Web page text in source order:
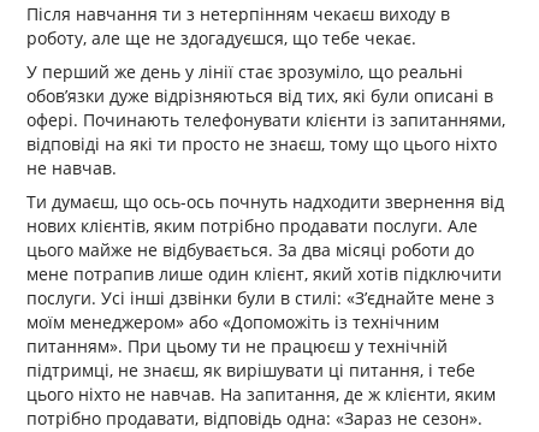
Після навчання ти з нетерпінням чекаєш виходу в
роботу, але ще не здогадуєшся, що тебе чекає.
У перший же день у лінії стає зрозуміло, що реальні
обов’язки дуже відрізняються від тих, які були описані в
офері. Починають телефонувати клієнти із запитаннями,
відповіді на які ти просто не знаєш, тому що цього ніхто
не навчав.
Ти думаєш, що ось-ось почнуть надходити звернення від
нових клієнтів, яким потрібно продавати послуги. Але
цього майже не відбувається. За два місяці роботи до
мене потрапив лише один клієнт, який хотів підключити
послуги. Усі інші дзвінки були в стилі: «З’єднайте мене з
моїм менеджером» або «Допоможіть із технічним
питанням». При цьому ти не працюєш у технічній
підтримці, не знаєш, як вирішувати ці питання, і тебе
цього ніхто не навчав. На запитання, де ж клієнти, яким
потрібно продавати, відповідь одна: «Зараз не сезон».